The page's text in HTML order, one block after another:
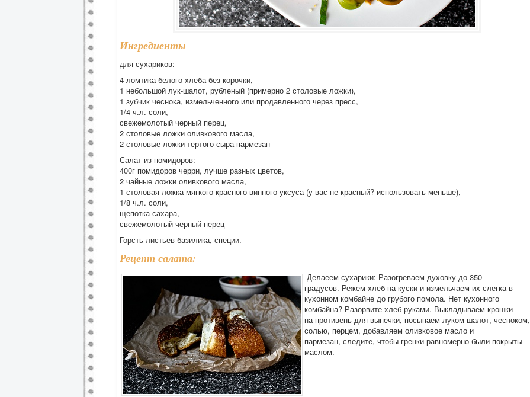
Ингредиенты
для сухариков:
4 ломтика белого хлеба без корочки,
1 небольшой лук-шалот, рубленый (примерно 2 столовые ложки),
1 зубчик чеснока, измельченного или продавленного через пресс,
1/4 ч.л. соли,
свежемолотый черный перец,
2 столовые ложки оливкового масла,
2 столовые ложки тертого сыра пармезан
Салат из помидоров:
400г помидоров черри, лучше разных цветов,
2 чайные ложки оливкового масла,
1 столовая ложка мягкого красного винного уксуса (у вас не красный? использовать меньше),
1/8 ч.л. соли,
щепотка сахара,
свежемолотый черный перец
Горсть листьев базилика, специи.
Рецепт салата:
Делаеем сухарики: Разогреваем духовку до 350
градусов. Режем хлеб на куски и измельчаем их слегка в
кухонном комбайне до грубого помола. Нет кухонного
комбайна? Разорвите хлеб руками. Выкладываем крошки
на противень для выпечки, посыпаем луком-шалот, чесноком,
солью, перцем, добавляем оливковое масло и
пармезан, следите, чтобы гренки равномерно были покрыты
маслом.